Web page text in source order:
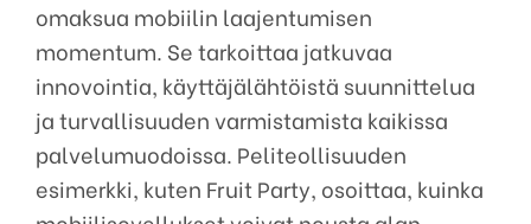
omaksua mobiilin laajentumisen
momentum. Se tarkoittaa jatkuvaa
innovointia, käyttäjälähtöistä suunnittelua
ja turvallisuuden varmista­mista kaikissa
palvelumuodoissa. Peliteollisuuden
esimerkki, kuten Fruit Party, osoittaa, kuinka